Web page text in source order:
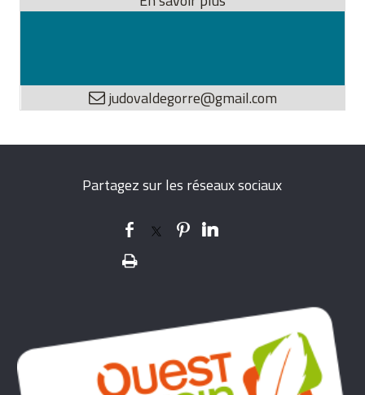
judovaldegorre@gmail.com
Partagez sur les réseaux sociaux